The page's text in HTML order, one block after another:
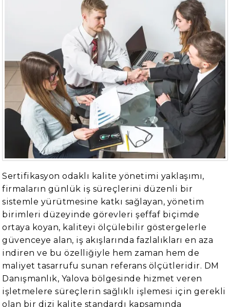
Sertifikasyon odaklı kalite yönetimi yaklaşımı,
firmaların günlük iş süreçlerini düzenli bir
sistemle yürütmesine katkı sağlayan, yönetim
birimleri düzeyinde görevleri şeffaf biçimde
ortaya koyan, kaliteyi ölçülebilir göstergelerle
güvenceye alan, iş akışlarında fazlalıkları en aza
indiren ve bu özelliğiyle hem zaman hem de
maliyet tasarrufu sunan referans ölçütleridir. DM
Danışmanlık, Yalova bölgesinde hizmet veren
işletmelere süreçlerin sağlıklı işlemesi için gerekli
olan bir dizi kalite standardı kapsamında